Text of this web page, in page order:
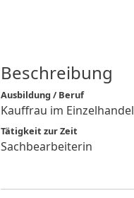
Beschreibung
Ausbildung / Beruf
Kauffrau im Einzelhandel
Tätigkeit zur Zeit
Sachbearbeiterin